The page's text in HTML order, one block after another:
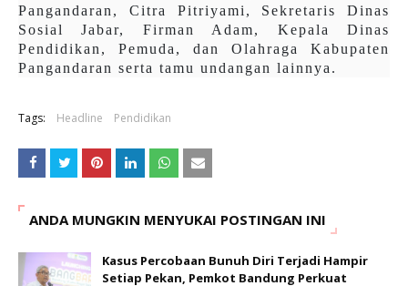
Pangandaran, Citra Pitriyami, Sekretaris Dinas
Sosial Jabar, Firman Adam, Kepala Dinas
Pendidikan, Pemuda, dan Olahraga Kabupaten
Pangandaran serta tamu undangan lainnya.
Tags: Headline Pendidikan
ANDA MUNGKIN MENYUKAI POSTINGAN INI
Kasus Percobaan Bunuh Diri Terjadi Hampir
Setiap Pekan, Pemkot Bandung Perkuat